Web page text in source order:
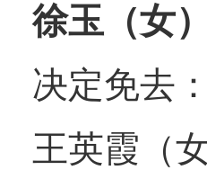
徐玉（女
决定免去：
王英霞（